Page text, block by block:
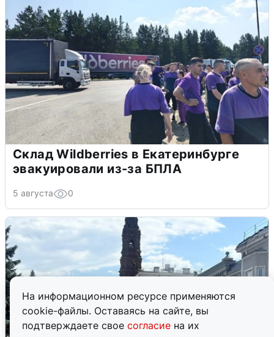
На информационном ресурсе применяются
cookie-файлы. Оставаясь на сайте, вы
подтверждаете свое согласие на их
Склад Wildberries в Екатеринбурге
эвакуировали из-за БПЛА
5 августа 0